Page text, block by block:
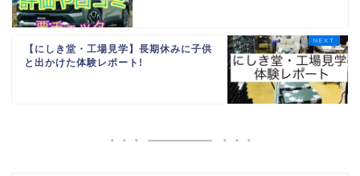
【にしき堂・工場見学】長期休みに子供
と出かけた体験レポート!